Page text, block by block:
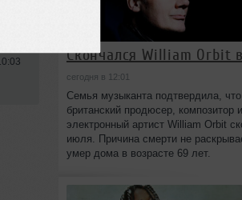
Скончался William Orbit
сегодня в 12:01
Семья музыканта подтвердила, что
британский продюсер, композитор и
электронный артист William Orbit
июля. Причина смерти не
умер дома в возрасте 69 лет.